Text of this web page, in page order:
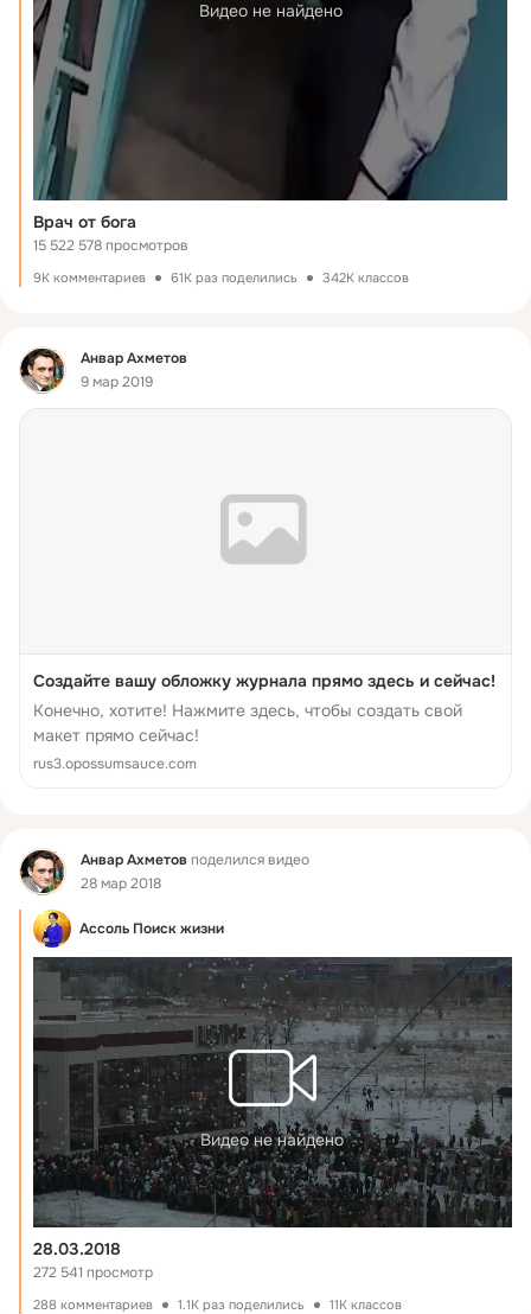
Видео не найдено
Врач от бога
15 522 578 просмотров
9K комментариев 61K раз поделились 342K классов
Фид
Анвар Ахметов
9 мар 2019
Cоздайте вашу обложку журнала прямо здесь и сейчас!
Конечно, хотите! Нажмите здесь, чтобы создать свой
макет прямо сейчас!
rus3.opossumsauce.com
Фид Анвар Ахметов поделился видео
28 мар 2018
Ассоль Поиск жизни
Видео не найдено
28.03.2018
272 541 просмотр
288 комментариев 1.1K раз поделились 11K классов